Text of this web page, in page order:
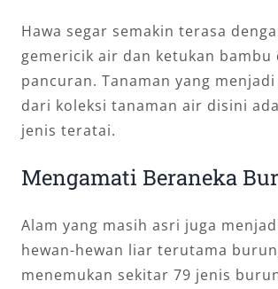
Hawa segar semakin terasa
gemericik air dan ketukan bambu
pancuran. Tanaman yang
dari koleksi tanaman air disini
jenis teratai.
Mengamati Beraneka
Alam yang masih asri juga
hewan-hewan liar terutama
menemukan sekitar 79 jenis